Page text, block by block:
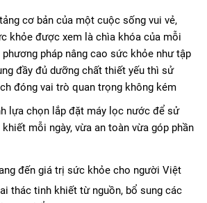
cơ bản của một cuộc sống vui vẻ,
khỏe được xem là chìa khóa của mỗi
pháp nâng cao sức khỏe như tập
đầy đủ dưỡng chất thiết yếu thì sử
đóng vai trò quan trọng không kém
lựa chọn lắp đặt máy lọc nước để sử
mỗi ngày, vừa an toàn vừa góp phần
đến giá trị sức khỏe cho người Việt
thác tinh khiết từ nguồn, bổ sung các